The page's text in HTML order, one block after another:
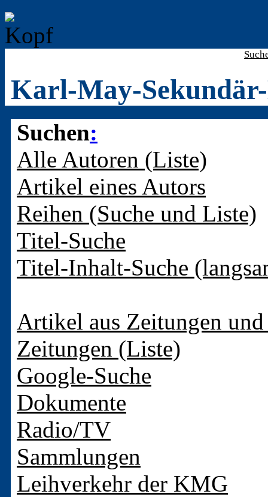
Karl-May-
Suchen:
Alle Autoren (Liste)
Artikel eines Autors
Reihen (Suche und Liste)
Titel-Suche
Titel-Inhalt-Suche
Artikel aus Zeitungen
Zeitungen (Liste)
Google-Suche
Dokumente
Radio/TV
Sammlungen
Leihverkehr der KMG